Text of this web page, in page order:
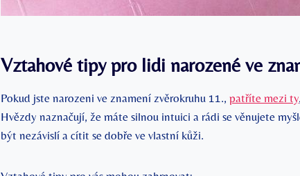
Vztahové tipy pro lidi narozené ve
Pokud jste narozeni ve znamení zvěrokruhu 11., patříte mezi ty
Hvězdy naznačují, že máte silnou intuici a rádi se věnujete
být nezávislí a cítit se dobře ve vlastní kůži.